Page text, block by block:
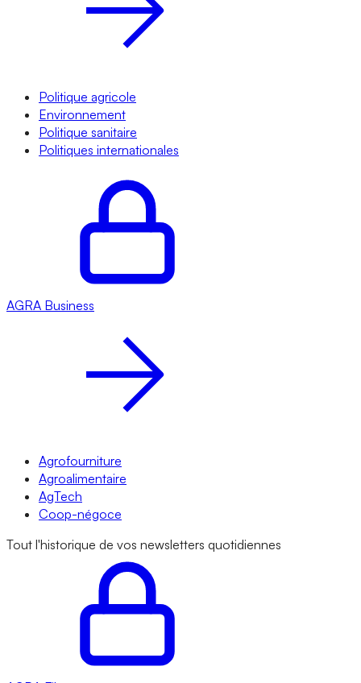
Politique agricole
Environnement
Politique sanitaire
Politiques internationales
AGRA Business
Agrofourniture
Agroalimentaire
AgTech
Coop-négoce
Tout l'historique de vos newsletters quotidiennes